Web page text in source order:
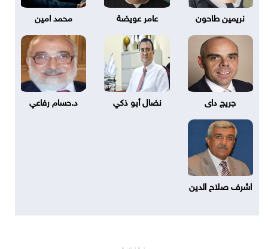
نريمين طاحون عامر عويضة محمد امين
جريج داى نضال أبو ذكي د.حسام رفاعي
اشرف صلاح الدين